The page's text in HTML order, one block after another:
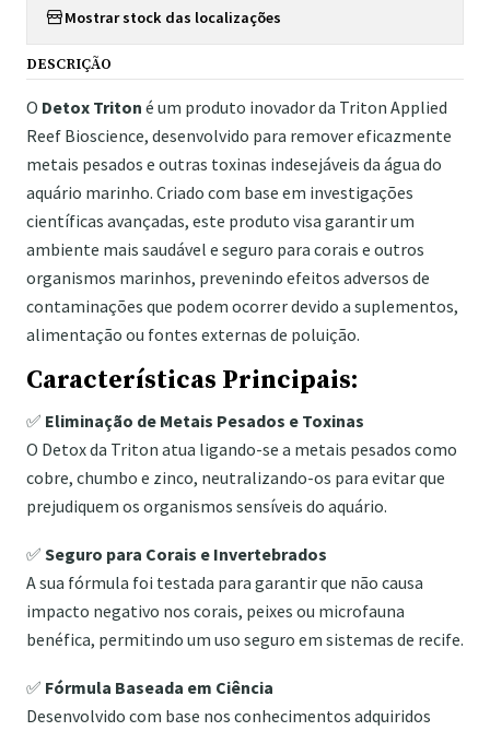
Mostrar stock das localizações
DESCRIÇÃO
O Detox Triton é um produto inovador da Triton Applied
Reef Bioscience, desenvolvido para remover eficazmente
metais pesados e outras toxinas indesejáveis da água do
aquário marinho. Criado com base em investigações
científicas avançadas, este produto visa garantir um
ambiente mais saudável e seguro para corais e outros
organismos marinhos, prevenindo efeitos adversos de
contaminações que podem ocorrer devido a suplementos,
alimentação ou fontes externas de poluição.
Características Principais:
✅ Eliminação de Metais Pesados e Toxinas
O Detox da Triton atua ligando-se a metais pesados como
cobre, chumbo e zinco, neutralizando-os para evitar que
prejudiquem os organismos sensíveis do aquário.
✅ Seguro para Corais e Invertebrados
A sua fórmula foi testada para garantir que não causa
impacto negativo nos corais, peixes ou microfauna
benéfica, permitindo um uso seguro em sistemas de recife.
✅ Fórmula Baseada em Ciência
Desenvolvido com base nos conhecimentos adquiridos